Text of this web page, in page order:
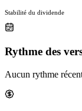
Stabilité du dividende
Rythme des
Aucun rythme